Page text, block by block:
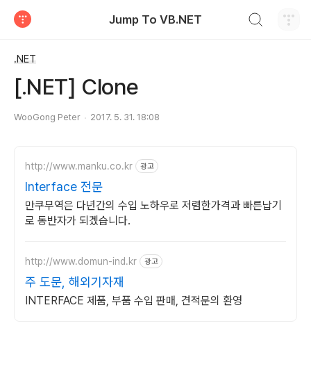
Jump To VB.NET
.NET
[.NET] Clone
WooGong Peter 2017. 5. 31. 18:08
http://www.manku.co.kr 광고
Interface 전문
만쿠무역은 다년간의 수입 노하우로 저렴한가격과 빠른납기
로 동반자가 되겠습니다.
http://www.domun-ind.kr 광고
주 도문, 해외기자재
INTERFACE 제품, 부품 수입 판매, 견적문의 환영